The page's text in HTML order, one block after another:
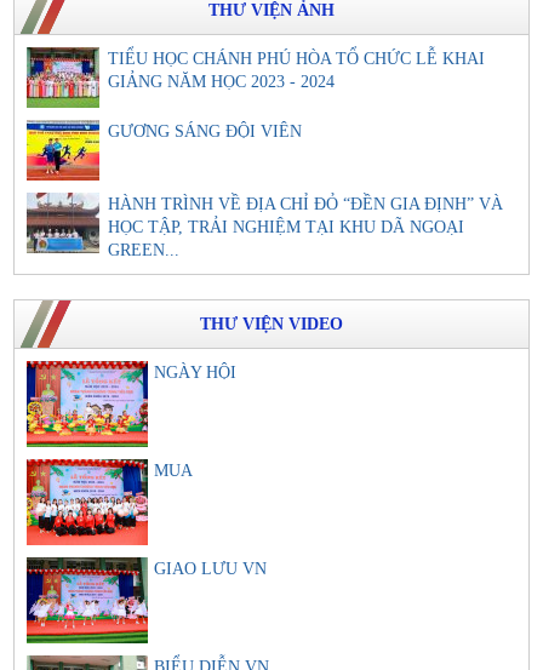
THƯ VIỆN ẢNH
TIỂU HỌC CHÁNH PHÚ HÒA TỔ CHỨC LỄ KHAI
GIẢNG NĂM HỌC 2023 - 2024
GƯƠNG SÁNG ĐỘI VIÊN
HÀNH TRÌNH VỀ ĐỊA CHỈ ĐỎ “ĐỀN GIA ĐỊNH” VÀ
HỌC TẬP, TRẢI NGHIỆM TẠI KHU DÃ NGOẠI
GREEN...
THƯ VIỆN VIDEO
NGÀY HỘI
MUA
GIAO LƯU VN